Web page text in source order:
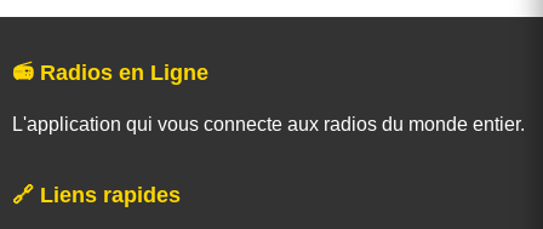
📻 Radios en Ligne
L'application qui vous connecte aux radios du monde entier.
🔗 Liens rapides